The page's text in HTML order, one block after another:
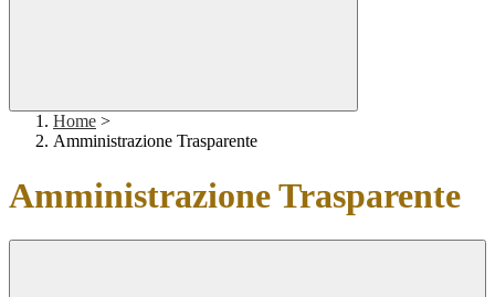
Home >
Amministrazione Trasparente
Amministrazione Trasparente